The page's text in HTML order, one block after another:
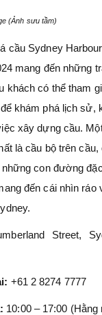
(Ảnh sưu tầm)
cầu Sydney
mang đến những
khách có thể tham
khám phá lịch sử,
xây dựng cầu.
là cầu bộ trên cầu,
những con đường
đến cái nhìn ráo
Street,
+61 2 8274 7777
10:00 – 17:00 (Hằng